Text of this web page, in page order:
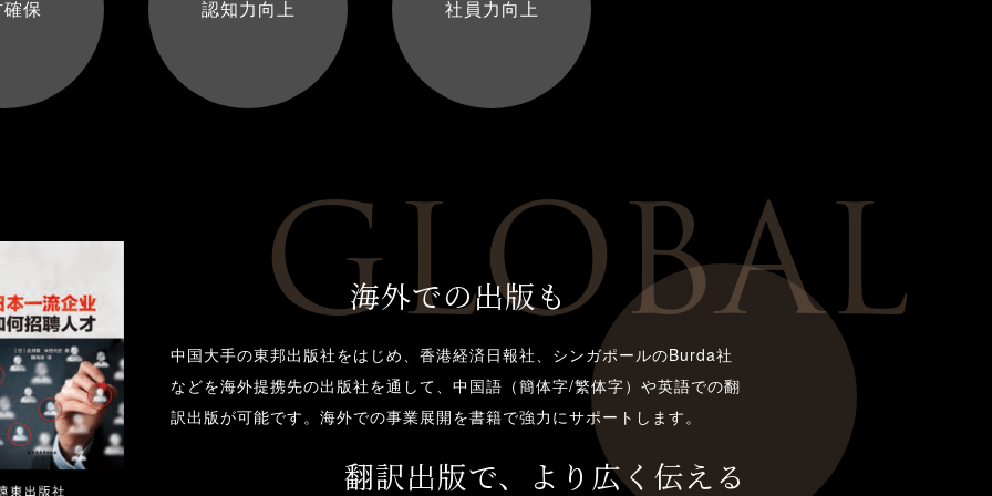
保 認知力向上 社員力向上
GLOBAL
海外での出版も
中国大手の東邦出版社をはじめ、香港経済日報社、シンガポールのBurda社
などを海外提携先の出版社を通して、中国語（簡体字/繁体字）や英語での翻
訳出版が可能です。海外での事業展開を書籍で強力にサポートします。
翻訳出版で、 より広く伝える